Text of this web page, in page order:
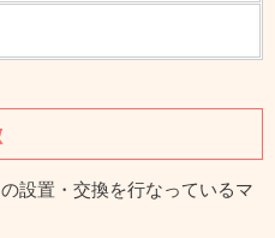
設置・交換を行なっているマ